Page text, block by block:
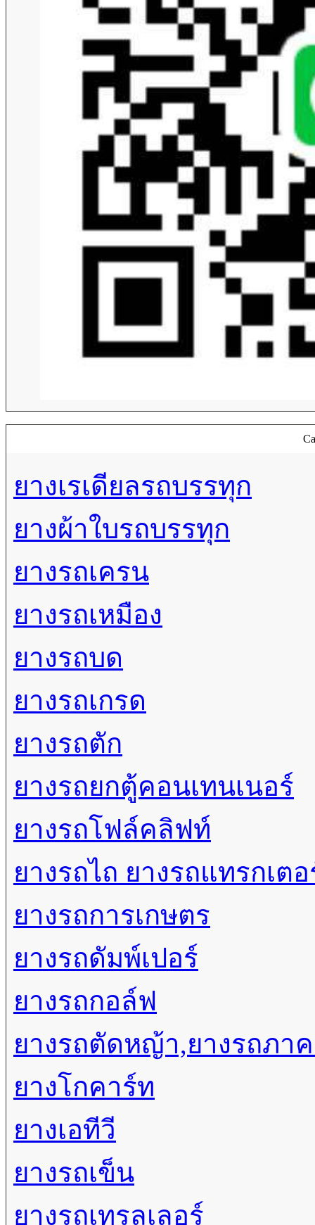
ยางเรเดียลรถบรรทุก
ยางผ้าใบรถบรรทุก
ยางรถเครน
ยางรถเหมือง
ยางรถบด
ยางรถเกรด
ยางรถตัก
ยางรถยกตู้คอนเทนเนอร์
ยางรถโฟล์คลิฟท์
ยางรถไถ ยางรถแทรกเตอ
ยางรถการเกษตร
ยางรถดัมพ์เปอร์
ยางรถกอล์ฟ
ยางรถตัดหญ้า,ยางรถภา
ยางโกคาร์ท
ยางเอทีวี
ยางรถเข็น
ยางรถเทรลเลอร์